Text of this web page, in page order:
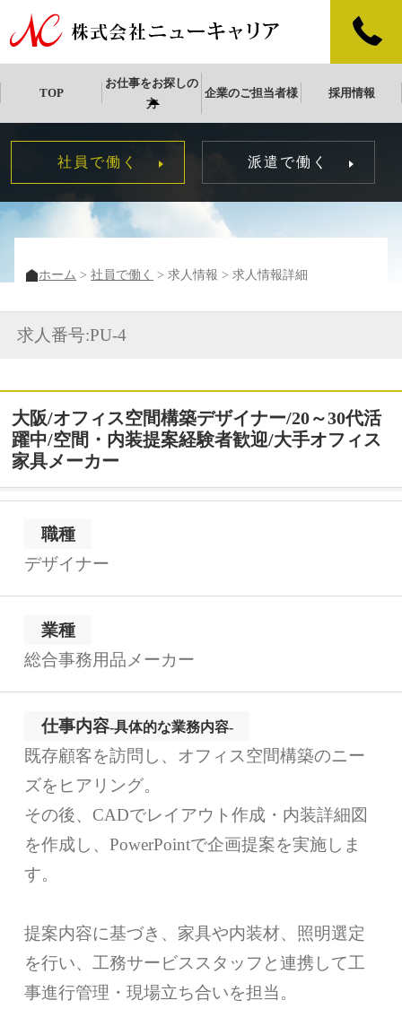
TOP
お仕事をお探しの
方
企業のご担当者様 採用情報
社員で働く 派遣で働く
ホーム 社員で働く 求人情報 求人情報詳細
求人番号:PU-4
大阪/オフィス空間構築デザイナー/20～30代活
躍中/空間・内装提案経験者歓迎/大手オフィス
家具メーカー
職種
デザイナー
業種
総合事務用品メーカー
仕事内容-具体的な業務内容-
既存顧客を訪問し、オフィス空間構築のニー
ズをヒアリング。
その後、CADでレイアウト作成・内装詳細図
を作成し、PowerPointで企画提案を実施しま
す。
提案内容に基づき、家具や内装材、照明選定
を行い、工務サービススタッフと連携して工
事進行管理・現場立ち合いを担当。